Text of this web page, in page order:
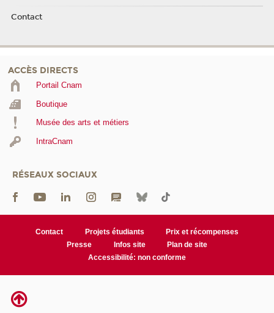
Contact
ACCÈS DIRECTS
Portail Cnam
Boutique
Musée des arts et métiers
IntraCnam
RÉSEAUX SOCIAUX
Contact Projets étudiants
Prix et récompenses
Presse
Infos site
Plan de site
Accessibilité: non conforme